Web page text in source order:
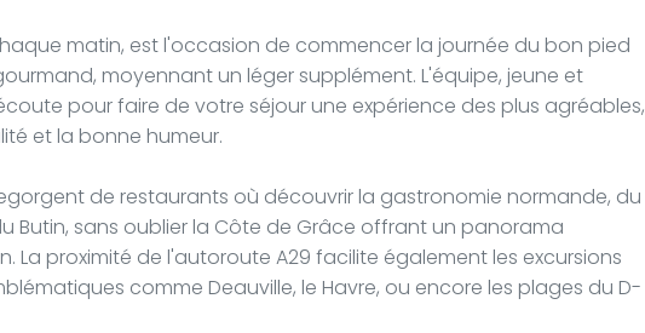
matin, est l'occasion de commencer la journée du bon pied
moyennant un léger supplément. L'équipe, jeune et
pour faire de votre séjour une expérience des plus agréables,
et la bonne humeur.
de restaurants où découvrir la gastronomie normande, du
Butin, sans oublier la Côte de Grâce offrant un panorama
La proximité de l'autoroute A29 facilite également les excursions
comme Deauville, le Havre, ou encore les plages du D-